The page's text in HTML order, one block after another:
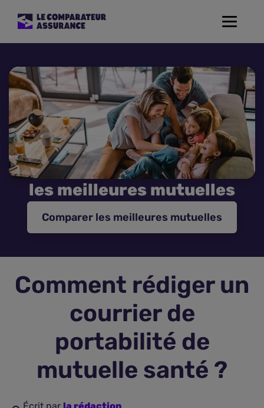
Toggle
Mutuelle Santé
Assurance Moto
Assurance Habitation
Assurance de prêt
Assurance Animaux
Assurance vie
Plus d'assurances
les meilleures mutuelles
Comparer les meilleures mutuelles
Comment rédiger un
courrier de
portabilité de
mutuelle santé ?